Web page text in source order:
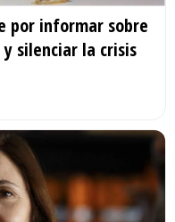
por informar sobre
y silenciar la crisis